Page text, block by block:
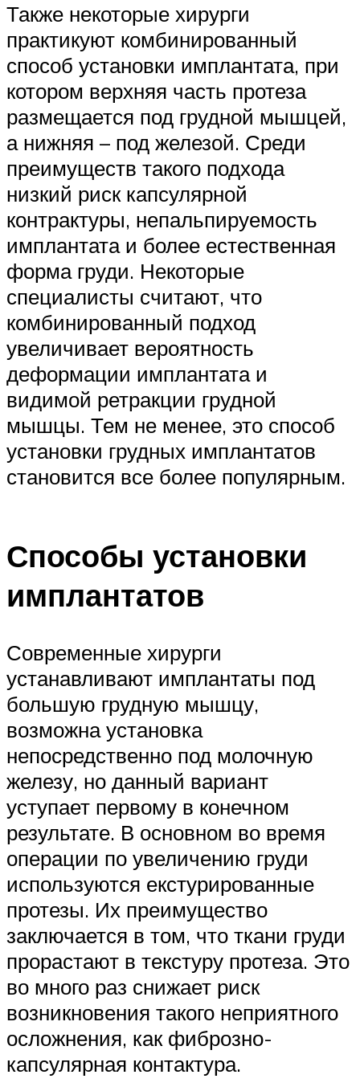
Также некоторые хирурги
практикуют комбинированный
способ установки имплантата, при
котором верхняя часть протеза
размещается под грудной мышцей,
а нижняя – под железой. Среди
преимуществ такого подхода
низкий риск капсулярной
контрактуры, непальпируемость
имплантата и более естественная
форма груди. Некоторые
специалисты считают, что
комбинированный подход
увеличивает вероятность
деформации имплантата и
видимой ретракции грудной
мышцы. Тем не менее, это способ
установки грудных имплантатов
становится все более популярным.
Способы установки
имплантатов
Современные хирурги
устанавливают имплантаты под
большую грудную мышцу,
возможна установка
непосредственно под молочную
железу, но данный вариант
уступает первому в конечном
результате. В основном во время
операции по увеличению груди
используются екстурированные
протезы. Их преимущество
заключается в том, что ткани груди
прорастают в текстуру протеза. Это
во много раз снижает риск
возникновения такого неприятного
осложнения, как фиброзно-
капсулярная контактура.